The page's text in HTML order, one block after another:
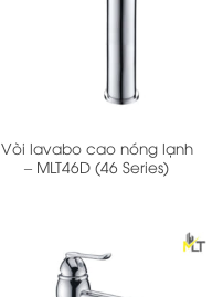
Vòi lavabo cao nóng lạnh
– MLT46D (46 Series)